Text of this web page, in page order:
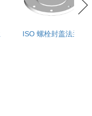
ISO 螺栓封盖法兰